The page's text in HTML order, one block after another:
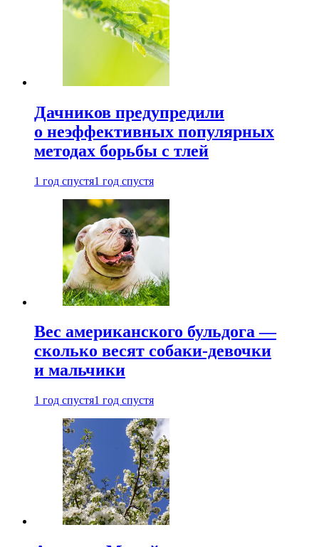
Дачников предупредили
о неэффективных популярных
методах борьбы с тлей
1 год спустя1 год спустя
Вес американского бульдога —
сколько весят собаки-девочки
и мальчики
1 год спустя1 год спустя